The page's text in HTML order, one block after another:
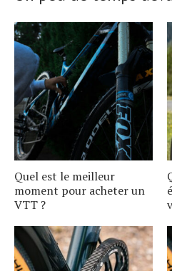
Quel est le meilleur
moment pour acheter un
VTT ?